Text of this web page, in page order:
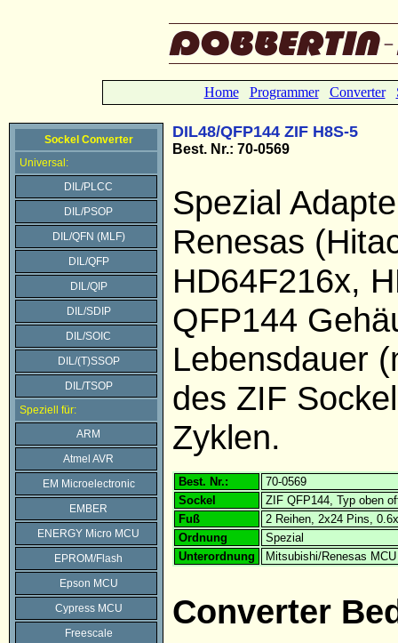
Home Programmer Converter
Sockel Converter
Universal:
DIL/PLCC
DIL/PSOP
DIL/QFN (MLF)
DIL/QFP
DIL/QIP
DIL/SDIP
DIL/SOIC
DIL/(T)SSOP
DIL/TSOP
Speziell für:
ARM
Atmel AVR
EM Microelectronic
EMBER
ENERGY Micro MCU
EPROM/Flash
Epson MCU
Cypress MCU
Freescale
DIL48/QFP144 ZIF H8S-5
Best. Nr.: 70-0569
Spezial
Renesas
HD64F216x,
QFP144
Lebensdauer
des ZIF
Zyklen.
Best. Nr.:
70-0569
Sockel
ZIF QFP144, Typ oben
Fuß
2 Reihen, 2x24 Pins,
Ordnung
Spezial
Unterordnung
Mitsubishi/Renesas MCU
Converter